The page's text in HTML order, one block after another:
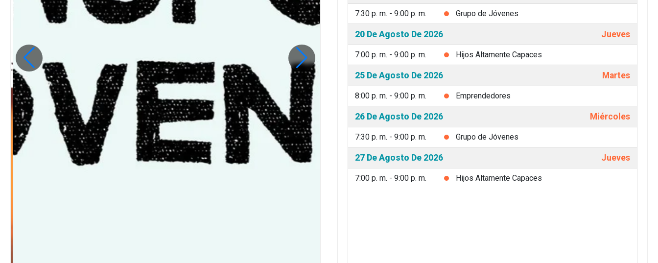
7:30 p. m. - 9:00 p. m. Grupo de Jóvenes
20 De Agosto De 2026 Jueves
7:00 p. m. - 9:00 p. m. Hijos Altamente Capaces
25 De Agosto De 2026 Martes
8:00 p. m. - 9:00 p. m. Emprendedores
26 De Agosto De 2026 Miércoles
7:30 p. m. - 9:00 p. m. Grupo de Jóvenes
27 De Agosto De 2026 Jueves
7:00 p. m. - 9:00 p. m. Hijos Altamente Capaces